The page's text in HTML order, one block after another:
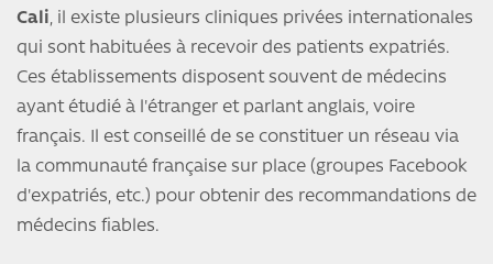
Cali, il existe plusieurs cliniques privées internationales
qui sont habituées à recevoir des patients expatriés.
Ces établissements disposent souvent de médecins
ayant étudié à l'étranger et parlant anglais, voire
français. Il est conseillé de se constituer un réseau via
la communauté française sur place (groupes Facebook
d'expatriés, etc.) pour obtenir des recommandations de
médecins fiables.